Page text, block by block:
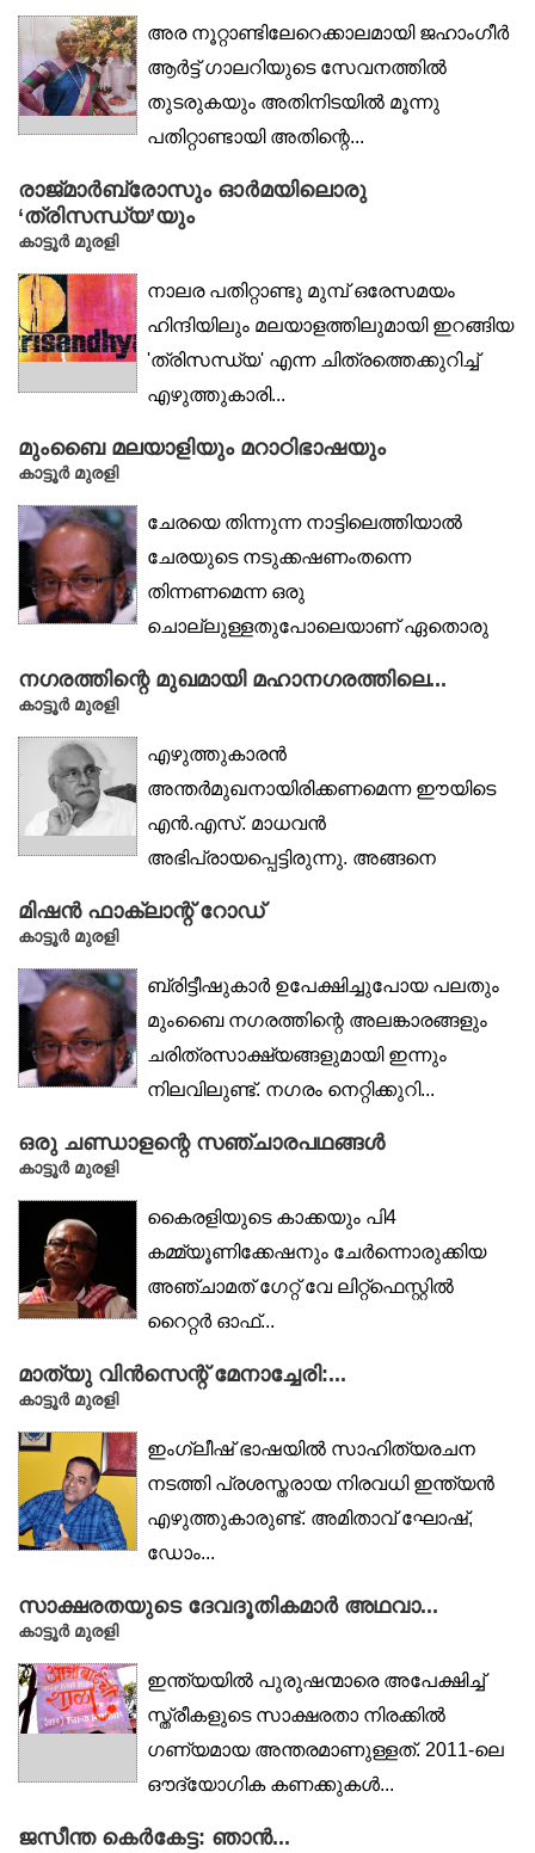
അര നൂറ്റാണ്ടിലേറെക്കാലമായി ജഹാംഗീർ
ആർട്ട് ഗാലറിയുടെ സേവനത്തിൽ
തുടരുകയും അതിനിടയിൽ മൂന്നു
പതിറ്റാണ്ടായി അതിന്റെ...
രാജ്‌മാർബ്രോസും ഓർമയിലൊരു
‘ത്രിസന്ധ്യ’യും
കാട്ടൂർ മുരളി
നാലര പതിറ്റാണ്ടു മുമ്പ് ഒരേസമയം
ഹിന്ദിയിലും മലയാളത്തിലുമായി ഇറങ്ങിയ
'ത്രിസന്ധ്യ' എന്ന ചിത്രത്തെക്കുറിച്ച്
എഴുത്തുകാരി...
മുംബൈ മലയാളിയും മറാഠിഭാഷയും
കാട്ടൂർ മുരളി
ചേരയെ തിന്നുന്ന നാട്ടിലെത്തിയാൽ
ചേരയുടെ നടുക്കഷണംതന്നെ
തിന്നണമെന്ന ഒരു
ചൊല്ലുള്ളതുപോലെയാണ് ഏതൊരു
നഗരത്തിന്റെ മുഖമായി മഹാനഗരത്തിലെ...
കാട്ടൂര്‍ മുരളി
എഴുത്തുകാരൻ
അന്തർമുഖനായിരിക്കണമെന്ന ഈയിടെ
എൻ.എസ്. മാധവൻ
അഭിപ്രായപ്പെട്ടിരുന്നു. അങ്ങനെ
അന്തർമുഖനായ എഴുത്തുകാരൻ...
മിഷൻ ഫാക്‌ലാന്റ് റോഡ്
കാട്ടൂർ മുരളി
ബ്രിട്ടീഷുകാർ ഉപേക്ഷിച്ചുപോയ പലതും
മുംബൈ നഗരത്തിന്റെ അലങ്കാരങ്ങളും
ചരിത്രസാക്ഷ്യങ്ങളുമായി ഇന്നും
നിലവിലുണ്ട്. നഗരം നെറ്റിക്കുറി...
ഒരു ചണ്ഡാളന്റെ സഞ്ചാരപഥങ്ങൾ
കാട്ടൂർ മുരളി
കൈരളിയുടെ കാക്കയും പി4
കമ്മ്യൂണിക്കേഷനും ചേർന്നൊരുക്കിയ
അഞ്ചാമത് ഗേറ്റ് വേ ലിറ്റ്‌ഫെസ്റ്റിൽ
റൈറ്റർ ഓഫ്...
മാത്യു വിൻസെന്റ് മേനാച്ചേരി:...
കാട്ടൂര്‍ മുരളി
ഇംഗ്ലീഷ് ഭാഷയിൽ സാഹിത്യരചന
നടത്തി പ്രശസ്തരായ നിരവധി ഇന്ത്യൻ
എഴുത്തുകാരുണ്ട്. അമിതാവ് ഘോഷ്,
ഡോം...
സാക്ഷരതയുടെ ദേവദൂതികമാർ അഥവാ...
കാട്ടൂര്‍ മുരളി
ഇന്ത്യയിൽ പുരുഷന്മാരെ അപേക്ഷിച്ച്
സ്ത്രീകളുടെ സാക്ഷരതാ നിരക്കിൽ
ഗണ്യമായ അന്തരമാണുള്ളത്. 2011-ലെ
ഔദ്യോഗിക കണക്കുകൾ...
ജസീന്ത കെർകേട്ട: ഞാൻ...